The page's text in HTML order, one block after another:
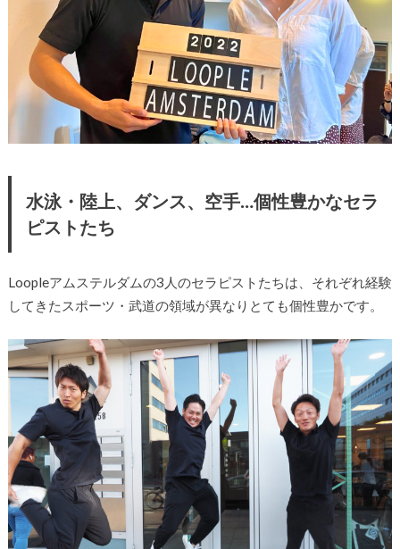
水泳・陸上、ダンス、空手…個性豊かなセラ
ピストたち
Loopleアムステルダムの3人のセラピストたちは、それぞれ経験
してきたスポーツ・武道の領域が異なりとても個性豊かです。